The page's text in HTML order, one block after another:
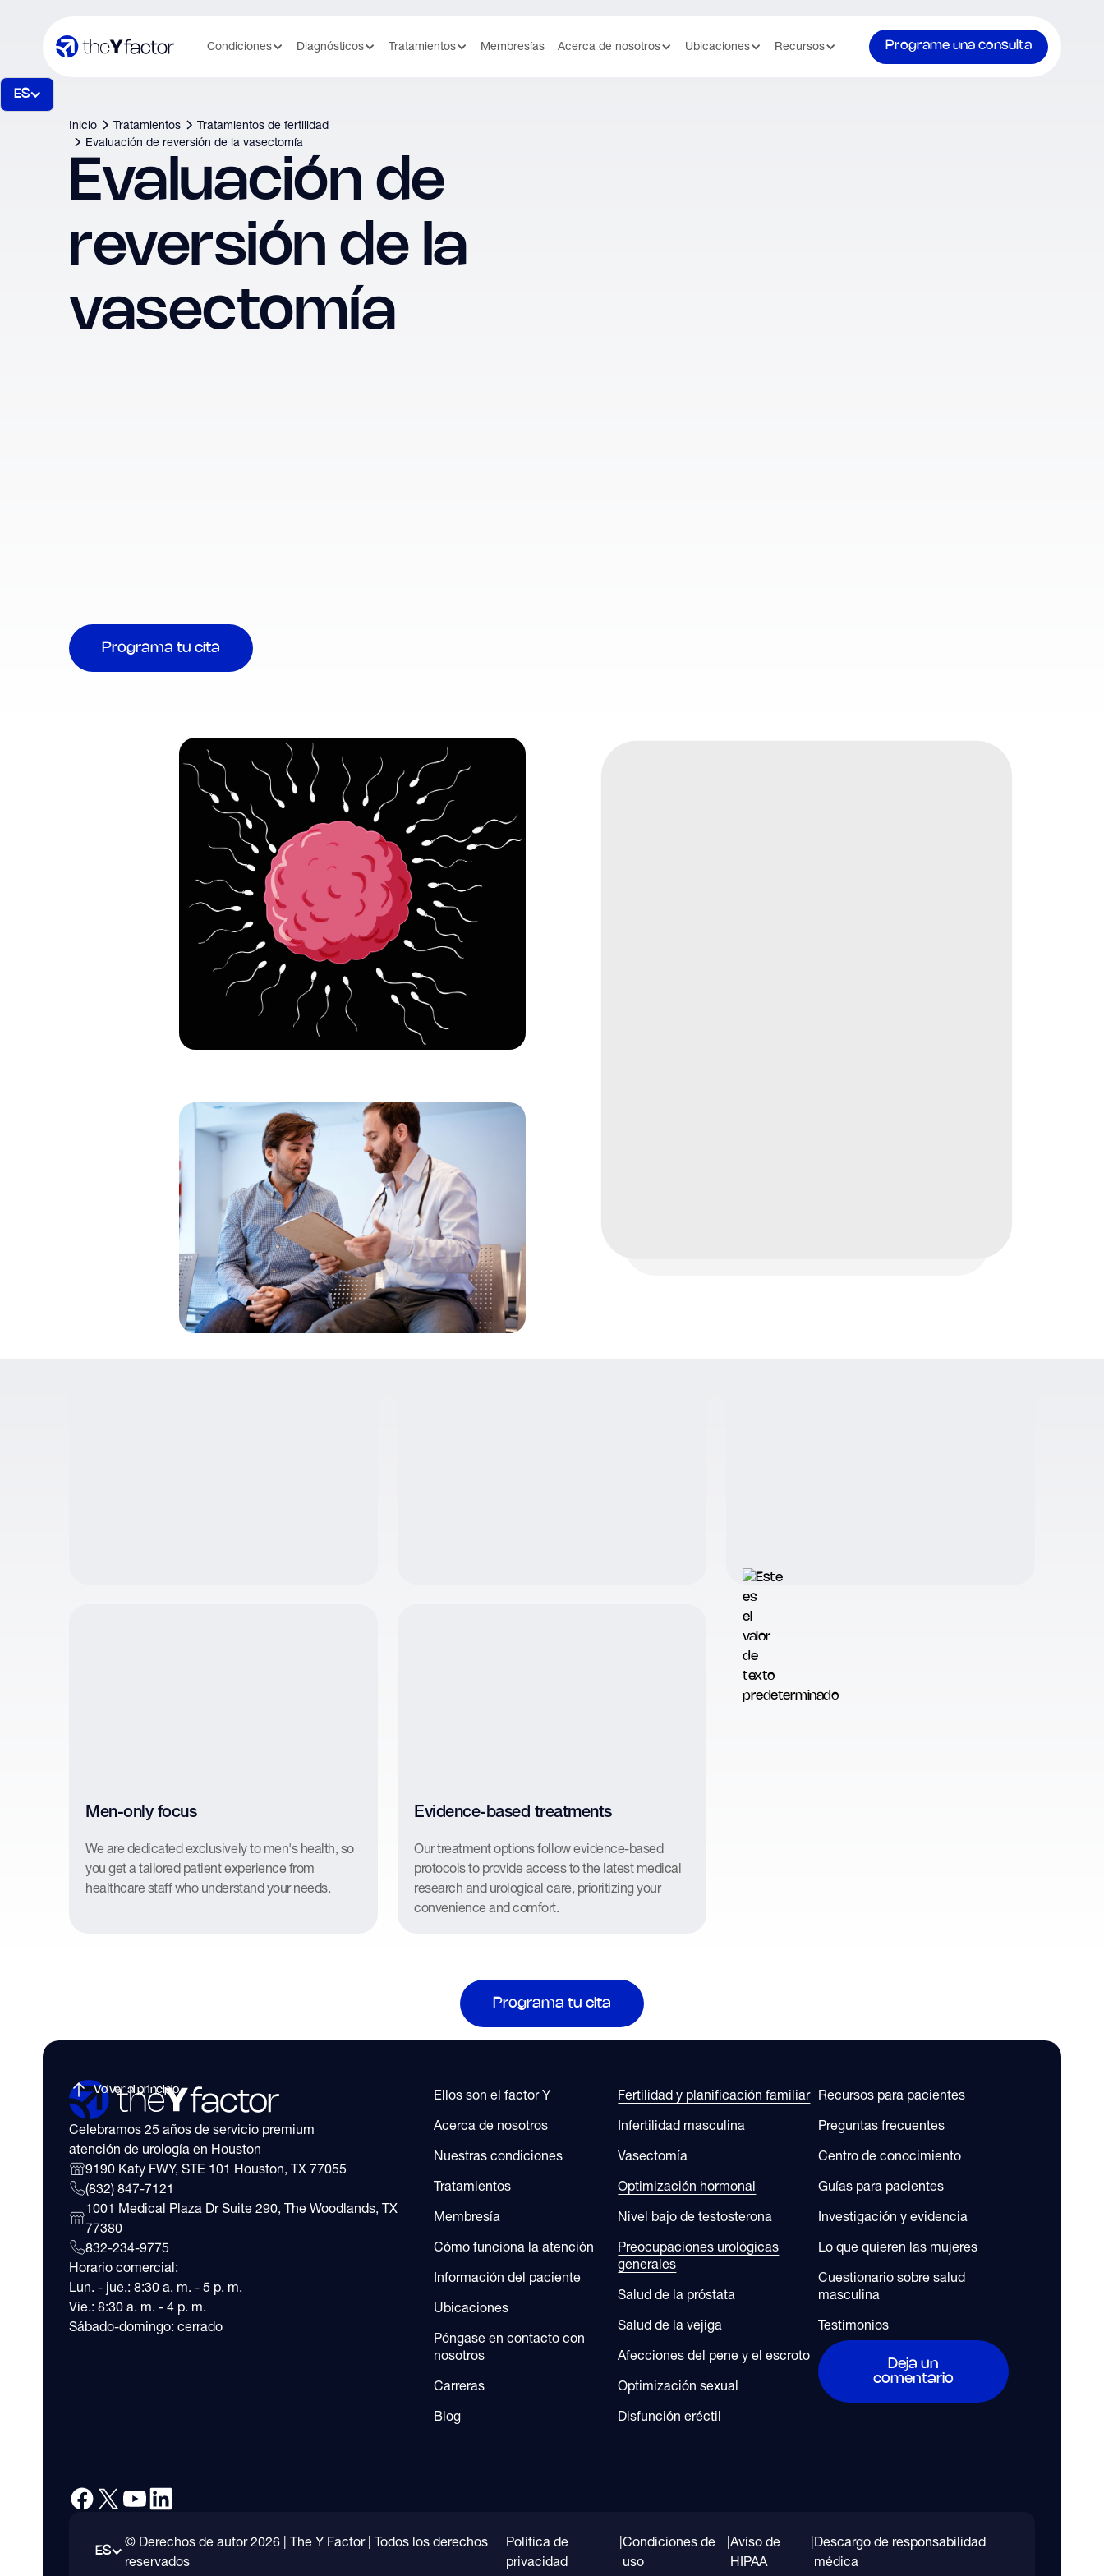
Condiciones Diagnósticos Tratamientos Membresías Acerca de nosotros Ubicaciones Recursos Programe una consulta
ES
Inicio Tratamientos
Tratamientos de fertilidad
Evaluación de reversión de la vasectomía
Evaluación de
reversión de la
vasectomía
Programa tu cita
Men-only focus
We are dedicated exclusively to men's health, so
you get a tailored patient experience from
healthcare staff who understand your needs.
Evidence-based treatments
Our treatment options follow evidence-based
protocols to provide access to the latest medical
research and urological care, prioritizing your
convenience and comfort.
Programa tu cita
Celebramos 25 años de servicio premium
atención de urología en Houston
9190 Katy FWY, STE 101 Houston, TX 77055
(832) 847-7121
1001 Medical Plaza Dr Suite 290, The Woodlands, TX
77380
832-234-9775
Horario comercial:
Lun. - jue.: 8:30 a. m. - 5 p. m.
Vie.: 8:30 a. m. - 4 p. m.
Sábado-domingo: cerrado
Ellos son el factor Y
Acerca de nosotros
Nuestras condiciones
Tratamientos
Membresía
Cómo funciona la atención
Información del paciente
Ubicaciones
Póngase en contacto con
nosotros
Carreras
Blog
Fertilidad y planificación familiar
Infertilidad masculina
Vasectomía
Optimización hormonal
Nivel bajo de testosterona
Preocupaciones urológicas
generales
Salud de la próstata
Salud de la vejiga
Afecciones del pene y el escroto
Optimización sexual
Disfunción eréctil
Recursos para pacientes
Preguntas frecuentes
Centro de conocimiento
Guías para pacientes
Investigación y evidencia
Lo que quieren las mujeres
Cuestionario sobre salud
masculina
Testimonios
Deja un
comentario
ES
© Derechos de autor2026 | The Y Factor | Todos los derechos
reservados
Política de
privacidad
Condiciones de
uso
Aviso de
HIPAA
Descargo de responsabilidad
médica
Volver al principio